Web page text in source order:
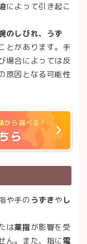
によって引き起こ
のしびれ、うず
とがあります。手
場合によっては反
原因となる可能性
から選べる！
ら
や手のうずきや し
は薬指が影響を受
ん。また、指に電